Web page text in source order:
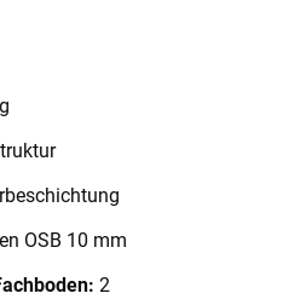
OSB 10 mm
2